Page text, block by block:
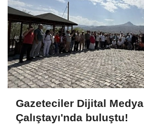
Gazeteciler Dijital Medya
Çalıştayı'nda buluştu!